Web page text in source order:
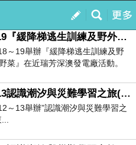
我的
訂閱
圓滿共舞
104.7.18～19『緩降梯逃生訓練及野外求生暨認識野菜』)活動報名
～19舉辦『緩降梯逃生訓練及野
菜』在近瑞芳深澳發電廠活動。
103.7.12～13認識潮汐與災難學習之旅(基隆東北岸)活動報名
～13舉辦”認識潮汐與災難學習之